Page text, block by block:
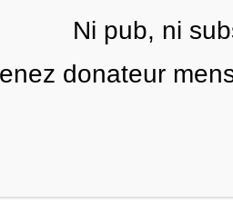
Ni pub, ni
donateur